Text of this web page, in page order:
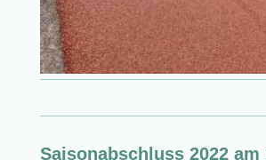
Saisonabschluss 2022 am